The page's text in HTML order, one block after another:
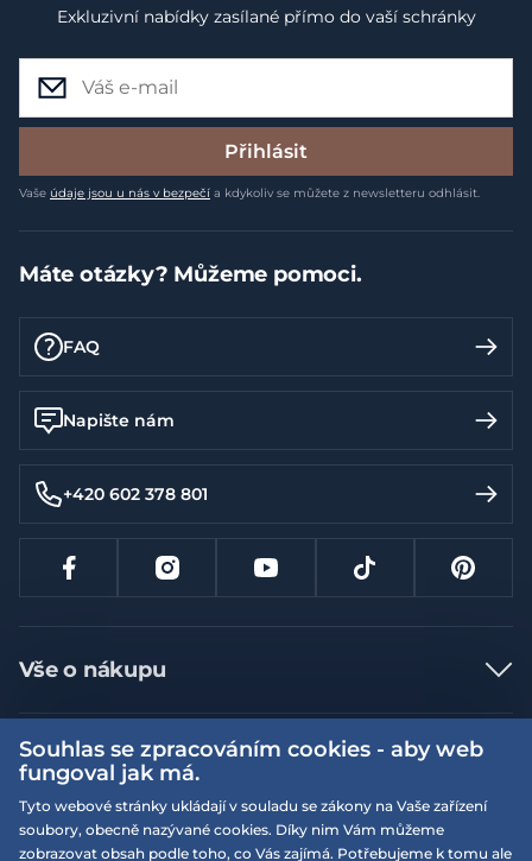
Exkluzivní nabídky zasílané přímo do vaší schránky
Přihlásit
Vaše údaje jsou u nás v bezpečí a kdykoliv se můžete z newsletteru odhlásit.
Máte otázky? Můžeme pomoci.
FAQ
Napište nám
+420 602 378 801
Vše o nákupu
Jak nakupovat
Nejčastější dotazy
Doprava a platba
Vrácení a výměna zboží
Více informací
Obchodní podmínky
Podmínky EQS věrnostního klubu
Naše prodejny
Souhlas se zpracováním cookies - aby web
fungoval jak má.
Tyto webové stránky ukládají v souladu se zákony na Vaše zařízení
soubory, obecně nazývané cookies. Díky nim Vám můžeme
zobrazovat obsah podle toho, co Vás zajímá. Potřebujeme k tomu ale